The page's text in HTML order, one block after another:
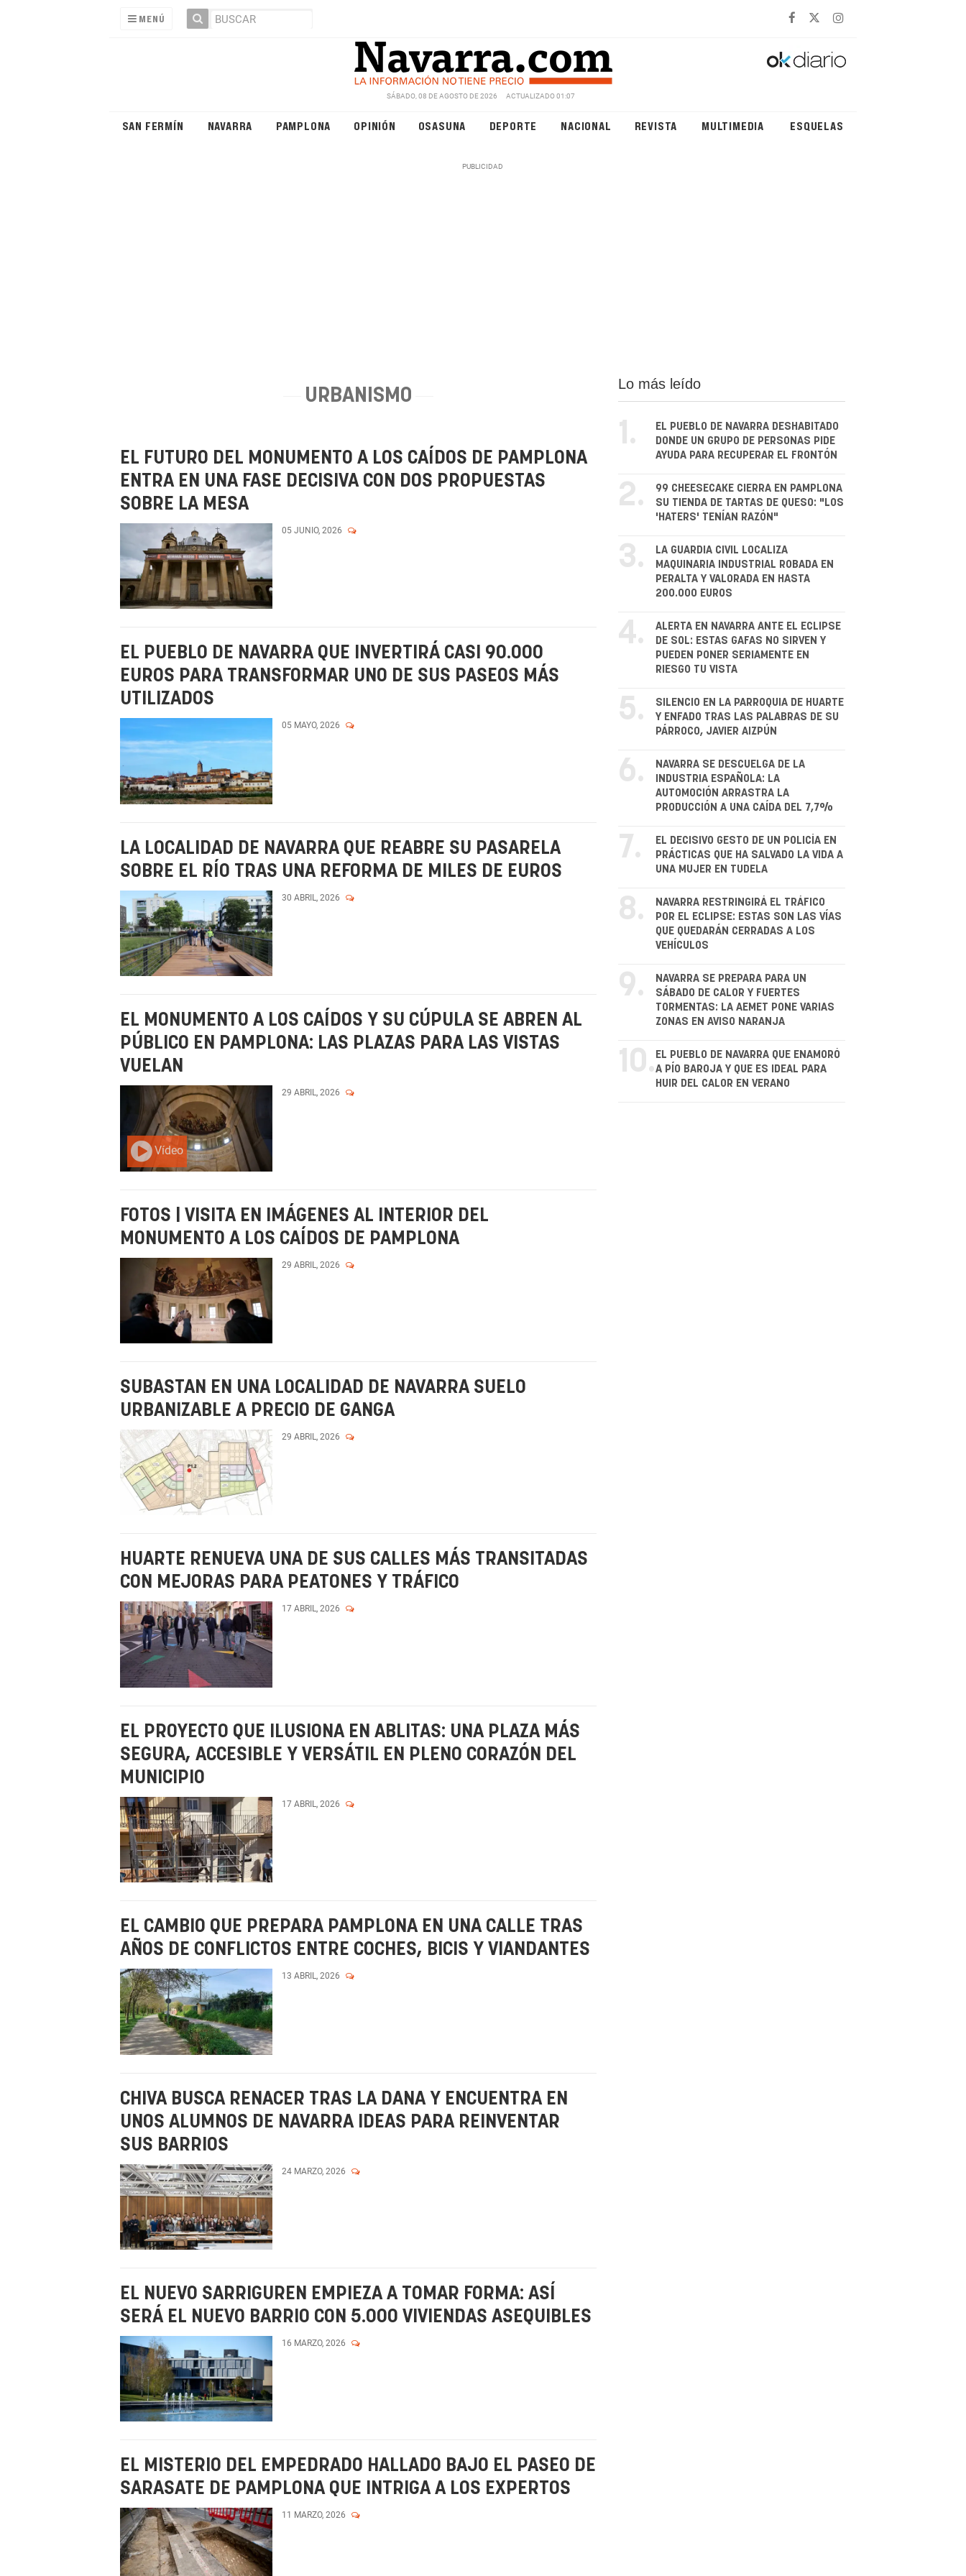
MENÚ
SÁBADO, 08 DE AGOSTO DE 2026 ACTUALIZADO 01:07
SAN FERMÍN NAVARRA PAMPLONA OPINIÓN OSASUNA DEPORTE NACIONAL REVISTA MULTIMEDIA ESQUELAS
URBANISMO
EL FUTURO DEL MONUMENTO A LOS CAÍDOS DE PAMPLONA
ENTRA EN UNA FASE DECISIVA CON DOS PROPUESTAS
SOBRE LA MESA
05 JUNIO, 2026
EL PUEBLO DE NAVARRA QUE INVERTIRÁ CASI 90.000
EUROS PARA TRANSFORMAR UNO DE SUS PASEOS MÁS
UTILIZADOS
05 MAYO, 2026
LA LOCALIDAD DE NAVARRA QUE REABRE SU PASARELA
SOBRE EL RÍO TRAS UNA REFORMA DE MILES DE EUROS
30 ABRIL, 2026
EL MONUMENTO A LOS CAÍDOS Y SU CÚPULA SE ABREN AL
PÚBLICO EN PAMPLONA: LAS PLAZAS PARA LAS VISTAS
VUELAN
Vídeo
29 ABRIL, 2026
FOTOS | VISITA EN IMÁGENES AL INTERIOR DEL
MONUMENTO A LOS CAÍDOS DE PAMPLONA
29 ABRIL, 2026
SUBASTAN EN UNA LOCALIDAD DE NAVARRA SUELO
URBANIZABLE A PRECIO DE GANGA
29 ABRIL, 2026
HUARTE RENUEVA UNA DE SUS CALLES MÁS TRANSITADAS
CON MEJORAS PARA PEATONES Y TRÁFICO
17 ABRIL, 2026
EL PROYECTO QUE ILUSIONA EN ABLITAS: UNA PLAZA MÁS
SEGURA, ACCESIBLE Y VERSÁTIL EN PLENO CORAZÓN DEL
MUNICIPIO
17 ABRIL, 2026
EL CAMBIO QUE PREPARA PAMPLONA EN UNA CALLE TRAS
AÑOS DE CONFLICTOS ENTRE COCHES, BICIS Y VIANDANTES
13 ABRIL, 2026
CHIVA BUSCA RENACER TRAS LA DANA Y ENCUENTRA EN
UNOS ALUMNOS DE NAVARRA IDEAS PARA REINVENTAR
SUS BARRIOS
24 MARZO, 2026
EL NUEVO SARRIGUREN EMPIEZA A TOMAR FORMA: ASÍ
SERÁ EL NUEVO BARRIO CON 5.000 VIVIENDAS ASEQUIBLES
16 MARZO, 2026
EL MISTERIO DEL EMPEDRADO HALLADO BAJO EL PASEO DE
SARASATE DE PAMPLONA QUE INTRIGA A LOS EXPERTOS
11 MARZO, 2026
Lo más leído
1.
EL PUEBLO DE NAVARRA DESHABITADO
DONDE UN GRUPO DE PERSONAS PIDE
AYUDA PARA RECUPERAR EL FRONTÓN
2.
99 CHEESECAKE CIERRA EN PAMPLONA
SU TIENDA DE TARTAS DE QUESO: "LOS
'HATERS' TENÍAN RAZÓN"
3.
LA GUARDIA CIVIL LOCALIZA
MAQUINARIA INDUSTRIAL ROBADA EN
PERALTA Y VALORADA EN HASTA
200.000 EUROS
4.
ALERTA EN NAVARRA ANTE EL ECLIPSE
DE SOL: ESTAS GAFAS NO SIRVEN Y
PUEDEN PONER SERIAMENTE EN
RIESGO TU VISTA
5.
SILENCIO EN LA PARROQUIA DE HUARTE
Y ENFADO TRAS LAS PALABRAS DE SU
PÁRROCO, JAVIER AIZPÚN
6.
NAVARRA SE DESCUELGA DE LA
INDUSTRIA ESPAÑOLA: LA
AUTOMOCIÓN ARRASTRA LA
PRODUCCIÓN A UNA CAÍDA DEL 7,7%
7.
EL DECISIVO GESTO DE UN POLICÍA EN
PRÁCTICAS QUE HA SALVADO LA VIDA A
UNA MUJER EN TUDELA
8.
NAVARRA RESTRINGIRÁ EL TRÁFICO
POR EL ECLIPSE: ESTAS SON LAS VÍAS
QUE QUEDARÁN CERRADAS A LOS
VEHÍCULOS
9.
NAVARRA SE PREPARA PARA UN
SÁBADO DE CALOR Y FUERTES
TORMENTAS: LA AEMET PONE VARIAS
ZONAS EN AVISO NARANJA
10. EL PUEBLO DE NAVARRA QUE ENAMORÓ
A PÍO BAROJA Y QUE ES IDEAL PARA
HUIR DEL CALOR EN VERANO